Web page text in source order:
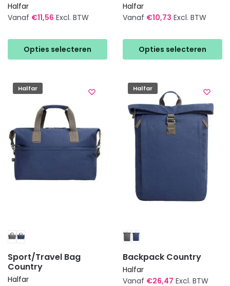
Halfar
Vanaf €11,56 Excl. BTW
Opties selecteren
product
heeft
variaties.
Deze
gekozen
worden
op
de
productpagina
Halfar
Vanaf €10,73 Excl. BTW
Opties selecteren
product
heeft
variaties.
Deze
optie
kan
gekozen
worden
productpagina
Halfar
Sport/Travel Bag
Country
Halfar
Halfar
Backpack Country
Halfar
Vanaf €26,47 Excl. BTW